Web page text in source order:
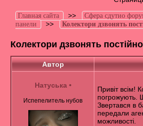
Главная сайта >> Сфера сдутио
панели
>> Колектори дзвонять
Колектори дзвонять постійно
Автор
Натуська •
Испепелитель нубов
Привіт всім!
погрожують.
Звертався в
передали
можливості.